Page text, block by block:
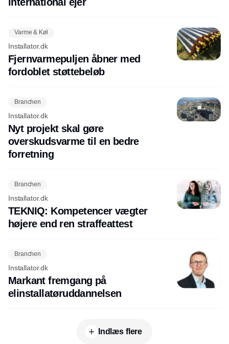
Varme & Køl
Installator.dk
Fjernvarmepuljen åbner med
fordoblet støttebeløb
Branchen
Installator.dk
Nyt projekt skal gøre
overskudsvarme til en bedre
forretning
Branchen
Installator.dk
TEKNIQ: Kompetencer vægter
højere end ren straffeattest
Branchen
Installator.dk
Markant fremgang på
elinstallatøruddannelsen
Indlæs flere